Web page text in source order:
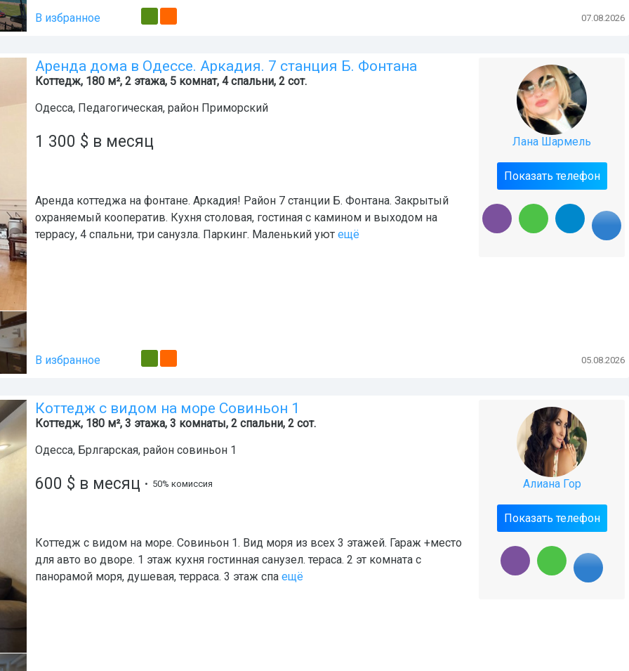
В избранное 07.08.2026
Аренда дома в Одессе. Аркадия. 7 станция Б. Фонтана
Коттедж, 180 м², 2 этажа, 5 комнат, 4 спальни, 2 сот.
Одесса, Педагогическая, район Приморский
1 300 $ в месяц
Аренда коттеджа на фонтане. Аркадия! Район 7 станции Б. Фонтана. Закрытый
охраняемый кооператив. Кухня столовая, гостиная с камином и выходом на
террасу, 4 спальни, три санузла. Паркинг. Маленький уют ещё
Лана Шармель
Показать телефон
В избранное 05.08.2026
Коттедж с видом на море Совиньон 1
Коттедж, 180 м², 3 этажа, 3 комнаты, 2 спальни, 2 сот.
Одесса, Брлгарская, район совиньон 1
600 $ в месяц • 50% комиссия
Коттедж с видом на море. Совиньон 1. Вид моря из всех 3 этажей. Гараж +место
для авто во дворе. 1 этаж кухня гостинная санузел. тераса. 2 эт комната с
панорамой моря, душевая, терраса. 3 этаж спа ещё
Алиана Гор
Показать телефон